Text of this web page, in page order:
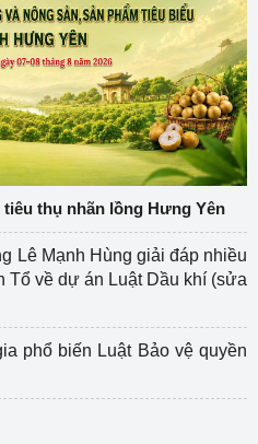
thụ nhãn lồng Hưng Yên
Lê Mạnh Hùng giải đáp nhiều
Tổ về dự án Luật Dầu khí (sửa
phổ biến Luật Bảo vệ quyền